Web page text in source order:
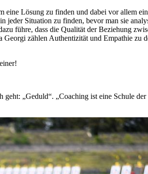
Lösung zu finden und dabei vor allem
jeder Situation zu finden, bevor man sie
führe, dass die Qualität der Beziehung
zählen Authentizität und Empathie zu
„Geduld“. „Coaching ist eine Schule